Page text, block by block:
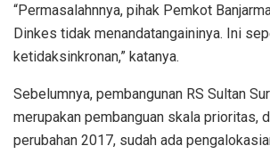
“Permasalahnnya, pihak Pemkot
Dinkes tidak menandatangaininya. Ini
ketidaksinkronan,” katanya.
Sebelumnya, pembangunan RS Sultan
merupakan pembanguan skala prioritas,
perubahan 2017, sudah ada